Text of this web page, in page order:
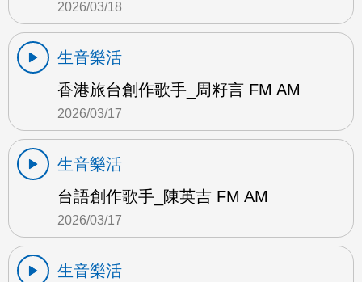
2026/03/18
生音樂活
香港旅台創作歌手_周籽言 FM AM
2026/03/17
生音樂活
台語創作歌手_陳英吉 FM AM
2026/03/17
生音樂活